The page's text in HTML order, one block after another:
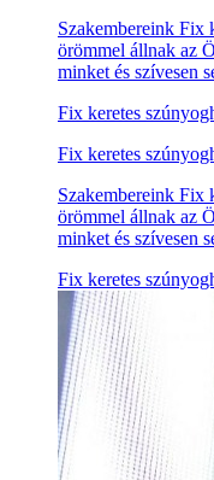
Szakembereink Fix
örömmel állnak az
minket és szívesen
Fix keretes
Fix keretes
Szakembereink Fix
örömmel állnak az
minket és szívesen
Fix keretes